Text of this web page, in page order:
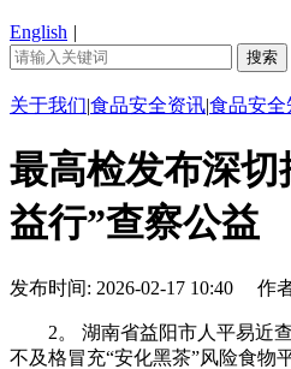
English |
关于我们|食品安全资讯|食品安全
最高检发布深
益行”查察公益
发布时间: 2026-02-17 10:40 作
2。 湖南省益阳市人平易近查
不及格冒充“安化黑茶”风险食物